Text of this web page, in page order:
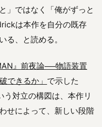
ではなく「俺がずっと
は本作を自分の既存
る、と読める。
』前夜論──物語装置
できるか」 で示した
う対立の構図は、本作リ
せによって、新しい段階